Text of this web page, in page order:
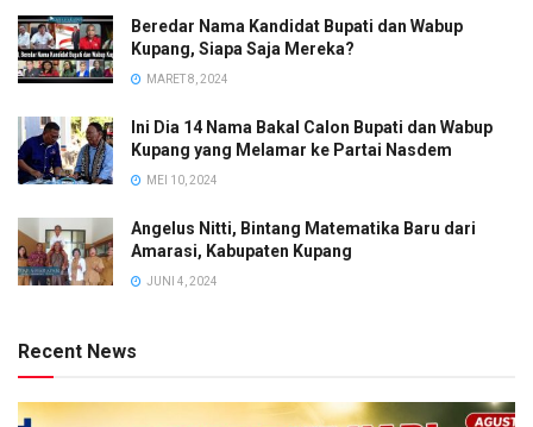
Beredar Nama Kandidat Bupati dan Wabup
Kupang, Siapa Saja Mereka?
MARET 8, 2024
Ini Dia 14 Nama Bakal Calon Bupati dan Wabup
Kupang yang Melamar ke Partai Nasdem
MEI 10, 2024
Angelus Nitti, Bintang Matematika Baru dari
Amarasi, Kabupaten Kupang
JUNI 4, 2024
Recent News